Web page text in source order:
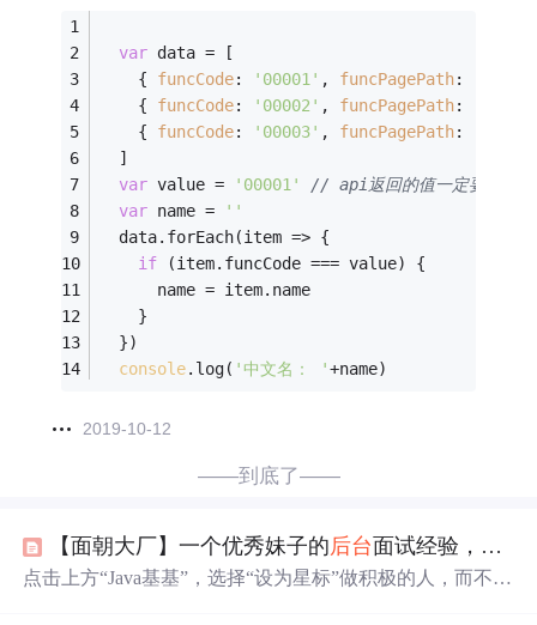
var data = [
    {
funcCode: '00001' , funcPagePath:
    {
funcCode: '00002' , funcPagePath:
    {
funcCode: '00003' , funcPagePath:
  ]
var value = '00001'
// api返回的值一定要等于数
var name =
''
  data.forEach(
item => {
if (item.funcCode === value) {
      name = item.name
    }
  })
console.log( '中文名： '+name)
2019-10-12
——到底了——
【面朝大厂】一个优秀妹子的后台面试经验，含泪总结...
点击上方“Java基基”，选择“设为星标”做积极的人，而不是